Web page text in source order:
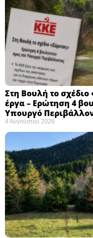
Στη Βουλή το σχέδιο
έργα – Ερώτηση 4
Υπουργό
4 Αυγούστου 2026